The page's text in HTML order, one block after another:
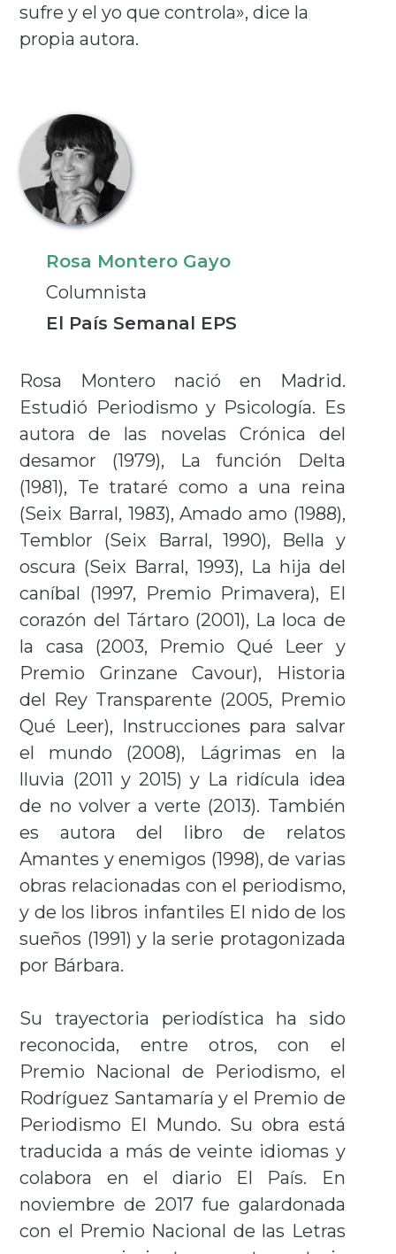
sufre y el yo que controla», dice la
propia autora.
Rosa Montero Gayo
Columnista
El País Semanal EPS
Rosa Montero nació en Madrid.
Estudió Periodismo y Psicología. Es
autora de las novelas Crónica del
desamor (1979), La función Delta
(1981), Te trataré como a una reina
(Seix Barral, 1983), Amado amo (1988),
Temblor (Seix Barral, 1990), Bella y
oscura (Seix Barral, 1993), La hija del
caníbal (1997, Premio Primavera), El
corazón del Tártaro (2001), La loca de
la casa (2003, Premio Qué Leer y
Premio Grinzane Cavour), Historia
del Rey Transparente (2005, Premio
Qué Leer), Instrucciones para salvar
el mundo (2008), Lágrimas en la
lluvia (2011 y 2015) y La ridícula idea
de no volver a verte (2013). También
es autora del libro de relatos
Amantes y enemigos (1998), de varias
obras relacionadas con el periodismo,
y de los libros infantiles El nido de los
sueños (1991) y la serie protagonizada
por Bárbara.
Su trayectoria periodística ha sido
reconocida, entre otros, con el
Premio Nacional de Periodismo, el
Rodríguez Santamaría y el Premio de
Periodismo El Mundo. Su obra está
traducida a más de veinte idiomas y
colabora en el diario El País. En
noviembre de 2017 fue galardonada
con el Premio Nacional de las Letras